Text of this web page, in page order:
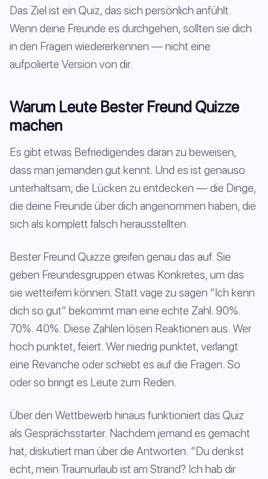
Das Ziel ist ein Quiz, das sich persönlich anfühlt.
Wenn deine Freunde es durchgehen, sollten sie dich
in den Fragen wiedererkennen — nicht eine
aufpolierte Version von dir.
Warum Leute Bester Freund Quizze
machen
Es gibt etwas Befriedigendes daran zu beweisen,
dass man jemanden gut kennt. Und es ist genauso
unterhaltsam, die Lücken zu entdecken — die Dinge,
die deine Freunde über dich angenommen haben, die
sich als komplett falsch herausstellten.
Bester Freund Quizze greifen genau das auf. Sie
geben Freundesgruppen etwas Konkretes, um das
sie wetteifern können. Statt vage zu sagen “Ich kenn
dich so gut” bekommt man eine echte Zahl. 90%.
70%. 40%. Diese Zahlen lösen Reaktionen aus. Wer
hoch punktet, feiert. Wer niedrig punktet, verlangt
eine Revanche oder schiebt es auf die Fragen. So
oder so bringt es Leute zum Reden.
Über den Wettbewerb hinaus funktioniert das Quiz
als Gesprächsstarter. Nachdem jemand es gemacht
hat, diskutiert man über die Antworten. “Du denkst
echt, mein Traumurlaub ist am Strand? Ich hab dir